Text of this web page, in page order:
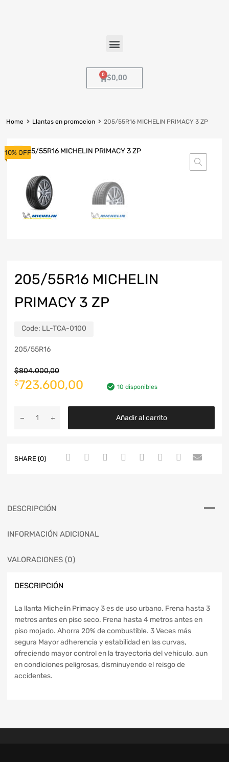
$0,00
Home Llantas en promocion 205/55R16 MICHELIN PRIMACY 3 ZP
10% OFF
205/55R16 MICHELIN
PRIMACY 3 ZP
Code: LL-TCA-0100
205/55R16
$804.000,00
$723.600,00 10 disponibles
Añadir al carrito
SHARE (0)
DESCRIPCIÓN
INFORMACIÓN ADICIONAL
VALORACIONES (0)
DESCRIPCIÓN
La llanta Michelin Primacy 3 es de uso urbano. Frena hasta 3
metros antes en piso seco. Frena hasta 4 metros antes en
piso mojado. Ahorra 20% de combustible. 3 Veces más
segura Mayor adherencia y estabilidad en las curvas,
ofreciendo mayor control en la trayectoria del vehiculo, aun
en condiciones peligrosas, disminuyendo el reisgo de
accidentes.